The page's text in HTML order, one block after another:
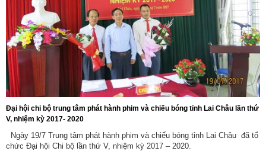
Đại hội chi bộ trung tâm phát hành phim và chiếu bóng tỉnh Lai Châu lần thứ
V, nhiệm kỳ 2017- 2020
Ngày 19/7 Trung tâm phát hành phim và chiếu bóng tỉnh Lai Châu đã tổ
chức Đại hội Chi bộ lần thứ V, nhiệm kỳ 2017 – 2020.